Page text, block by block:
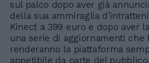
sul palco dopo aver già
della sua ammiraglia
Kinect a 399 euro e dopo aver
una serie di aggiornamenti che
renderanno la piattaforma
appetibile da parte del